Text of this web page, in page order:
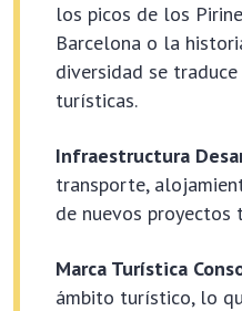
los picos de los
Barcelona o la
diversidad se
turísticas.
Infraestructura
transporte,
de nuevos proyectos
Marca Turística
ámbito turístico, lo